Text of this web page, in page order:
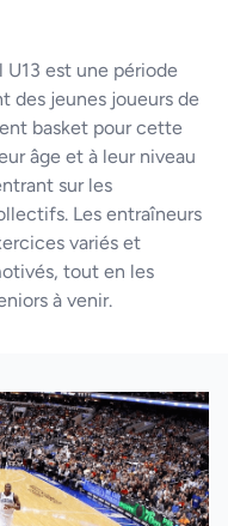
U13 est une période
des jeunes joueurs de
basket pour cette
âge et à leur niveau
sur les
Les entraîneurs
variés et
tout en les
à venir.